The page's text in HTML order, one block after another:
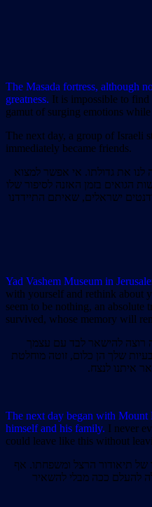
The Masada fortress, although
greatness. It is impossible to
gamut of surging emotions
The next day, a group of Israeli
immediately became friends.
את גדולתו. אי אפשר למצוא
הגואים בזמן האזנה לסיפור שלו
ישראלים, שאיתם התיידדנו
Yad Vashem Museum in
with yourself and rethink about
seem to be nothing, an absolute
survived, whose memory will
רוצה להישאר לבד עם עצמך
שלך הן כלום, זוטה מוחלטת
איתנו לנצח.
The next day began with
himself and his family. I never
could leave like this without
תיאודור הרצל ומשפחתו. אף
להעלם ככה מבלי להשאיר